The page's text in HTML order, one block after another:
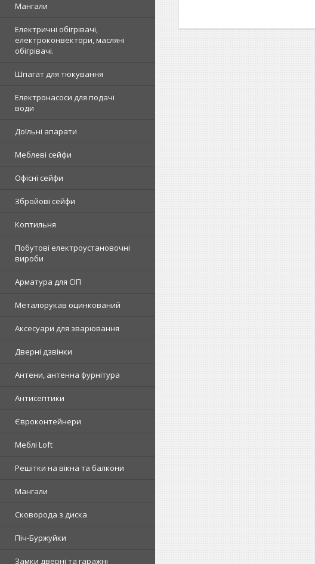
Мангали
Електричні обігрівачі,
електроконвектори, масляні
обігрівачі.
Шпагат для тюкування
Електронасоси для подачі
води
Доїльні апарати
Меблеві сейфи
Офісні сейфи
Збройові сейфи
Коптильня
Побутові електроустановочні
вироби
Арматура для СІП
Металорукав оцинкований
Аксесуари для зварювання
Дверні дзвінки
Антени, антенна фурнітура
Антисептики
Євроконтейнери
Меблі Loft
Решітки на вікна та балкони
Мангали
Сковорода з диска
Піч-Буржуйки
Замки дверні та гаражні